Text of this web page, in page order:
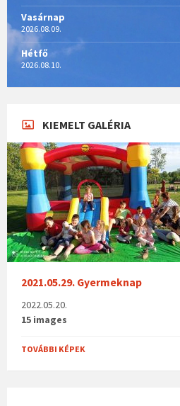
Vasárnap
2026.08.09.
Hétfő
2026.08.10.
KIEMELT GALÉRIA
2021.05.29. Gyermeknap
2022.05.20.
15 images
TOVÁBBI KÉPEK